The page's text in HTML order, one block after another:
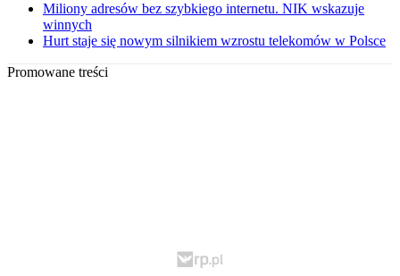
Miliony adresów bez szybkiego internetu. NIK wskazuje
winnych
Hurt staje się nowym silnikiem wzrostu telekomów w Polsce
Promowane treści